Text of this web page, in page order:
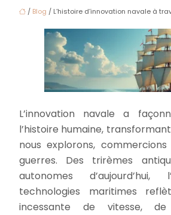
/ Blog / L’histoire d’innovation navale à
L’innovation navale a
l’histoire humaine,
nous explorons,
guerres. Des trirèmes
autonomes d’aujourd’hui,
technologies maritimes
incessante de vitesse,